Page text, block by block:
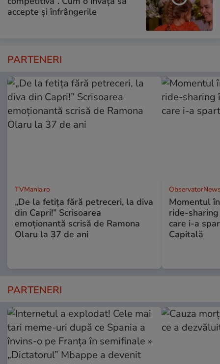
accepte și înfrângerile
PARTENERI
TVMania.ro
„De la fetița fără petreceri, la diva
din Capri!” Scrisoarea
emoționantă scrisă de Ramona
Olaru la 37 de ani
Momentul
ride-
care i-a
Capitală
PARTENERI